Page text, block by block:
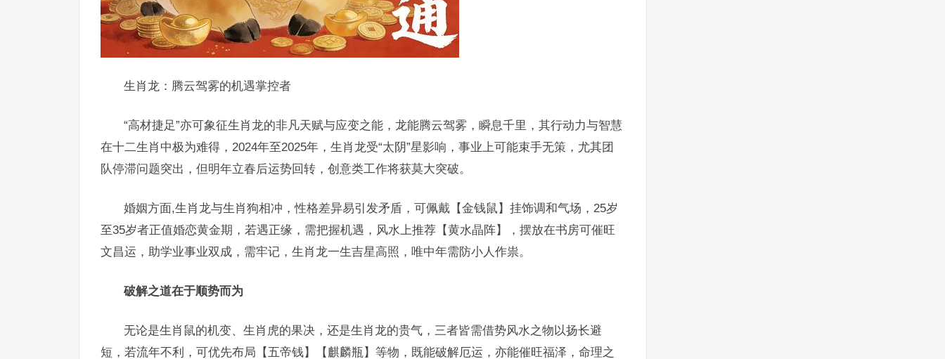
生肖龙：腾云驾雾的机遇掌控者
“高材捷足”亦可象征生肖龙的非凡天赋与应变之能，龙能腾云驾雾，瞬息千里，其行动力与智慧
在十二生肖中极为难得，2024年至2025年，生肖龙受“太阴”星影响，事业上可能束手无策，尤其团
队停滞问题突出，但明年立春后运势回转，创意类工作将获莫大突破。
婚姻方面,生肖龙与生肖狗相冲，性格差异易引发矛盾，可佩戴【金钱鼠】挂饰调和气场，25岁
至35岁者正值婚恋黄金期，若遇正缘，需把握机遇，风水上推荐【黄水晶阵】，摆放在书房可催旺
文昌运，助学业事业双成，需牢记，生肖龙一生吉星高照，唯中年需防小人作祟。
破解之道在于顺势而为
无论是生肖鼠的机变、生肖虎的果决，还是生肖龙的贵气，三者皆需借势风水之物以扬长避
短，若流年不利，可优先布局【五帝钱】【麒麟瓶】等物，既能破解厄运，亦能催旺福泽，命理之